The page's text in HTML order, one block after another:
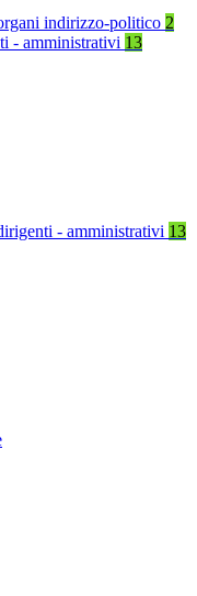
indirizzo-politico 2
- amministrativi 13
- amministrativi 13